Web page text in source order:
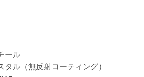
ール
ル（無反射コーティング）